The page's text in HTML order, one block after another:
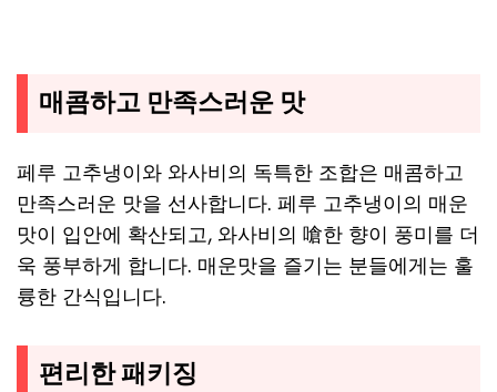
매콤하고 만족스러운 맛
페루 고추냉이와 와사비의 독특한 조합은 매콤하고
만족스러운 맛을 선사합니다. 페루 고추냉이의 매운
맛이 입안에 확산되고, 와사비의 嗆한 향이 풍미를 더
욱 풍부하게 합니다. 매운맛을 즐기는 분들에게는 훌
륭한 간식입니다.
편리한 패키징